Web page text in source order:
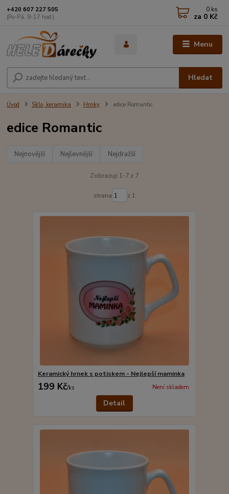
Menu
Hledat
+420 607 227 505
(Po-Pá, 9-17 hod.)
0 ks
za 0 Kč
Úvod Sklo, keramika Hrnky edice Romantic
edice Romantic
Nejnovější Nejlevnější Nejdražší
Zobrazuji 1-7 z 7
strana z 1
Keramický hrnek s potiskem - Nejlepší maminka
199 Kč/ks Není skladem
Detail